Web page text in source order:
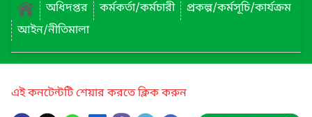
অধিদপ্তর
কর্মকর্তা/কর্মচারী
প্রকল্প/কর্মসূচি/কার্যক্রম
আইন/নীতিমালা
এই কনটেন্টটি শেয়ার করতে ক্লিক করুন